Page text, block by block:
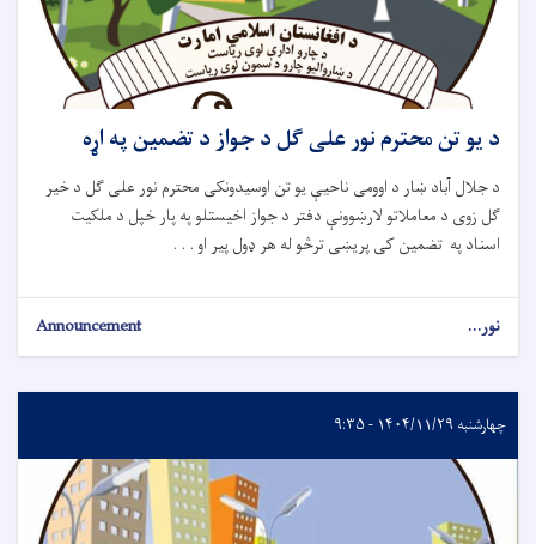
د یو تن محترم نور علی ګل د جواز د تضمین په اړه
د جلال آباد ښار د اوومی ناحیې یو تن اوسیدونکی محترم نور علی ګل د خیر
ګل زوی د معاملاتو لارښوونې دفتر د جواز اخیستلو په پار خپل د ملکیت
اسناد په تضمین کی پریښی ترڅو له هر ډول پیر او . . .
نور... Announcement
چهارشنبه ۱۴۰۴/۱۱/۲۹ - ۹:۳۵